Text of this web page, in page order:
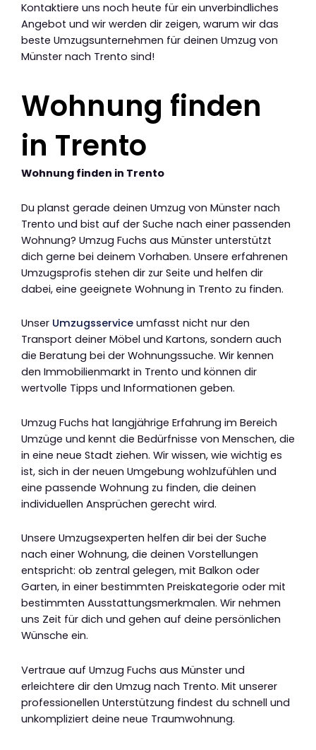
Kontaktiere uns noch heute für ein unverbindliches
Angebot und wir werden dir zeigen, warum wir das
beste Umzugsunternehmen für deinen Umzug von
Münster nach Trento sind!
Wohnung finden
in Trento
Wohnung finden in Trento
Du planst gerade deinen Umzug von Münster nach
Trento und bist auf der Suche nach einer passenden
Wohnung? Umzug Fuchs aus Münster unterstützt
dich gerne bei deinem Vorhaben. Unsere erfahrenen
Umzugsprofis stehen dir zur Seite und helfen dir
dabei, eine geeignete Wohnung in Trento zu finden.
Unser Umzugsservice umfasst nicht nur den
Transport deiner Möbel und Kartons, sondern auch
die Beratung bei der Wohnungssuche. Wir kennen
den Immobilienmarkt in Trento und können dir
wertvolle Tipps und Informationen geben.
Umzug Fuchs hat langjährige Erfahrung im Bereich
Umzüge und kennt die Bedürfnisse von Menschen, die
in eine neue Stadt ziehen. Wir wissen, wie wichtig es
ist, sich in der neuen Umgebung wohlzufühlen und
eine passende Wohnung zu finden, die deinen
individuellen Ansprüchen gerecht wird.
Unsere Umzugsexperten helfen dir bei der Suche
nach einer Wohnung, die deinen Vorstellungen
entspricht: ob zentral gelegen, mit Balkon oder
Garten, in einer bestimmten Preiskategorie oder mit
bestimmten Ausstattungsmerkmalen. Wir nehmen
uns Zeit für dich und gehen auf deine persönlichen
Wünsche ein.
Vertraue auf Umzug Fuchs aus Münster und
erleichtere dir den Umzug nach Trento. Mit unserer
professionellen Unterstützung findest du schnell und
unkompliziert deine neue Traumwohnung.